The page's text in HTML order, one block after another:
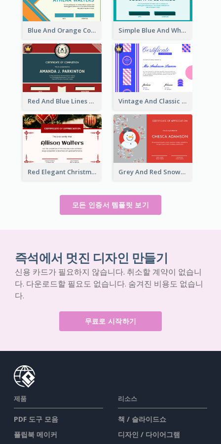
Blue And Orange Company Triangles With Badge Certificate Simple Blue And White Rectangle Certificate
Red And Blue Lines And Badge Completion Certificate Vintage And Classic Vibrant Certificate Design Ideas
Red Elegant Christmas Celebration Certificate Grey And Red Snowman Cartoon Certificate
모든 인증서 템플릿 보기
즉석에서 멋진 디자인 만들기
신용 카드가 필요하지 않습니다. 취소할 계약이 없습니
다. 다운로드할 필요도 없습니다. 숨겨진 비용도 없습니
다.
무료로 시작하기
제품
PDF 도구 모음
플립북 메이커
리소스
책 / 슬라이드쇼
디자인 / 다이어그램